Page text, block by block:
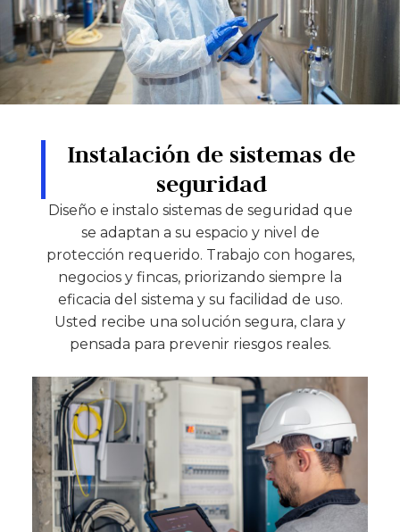
Instalación de sistemas de
seguridad
Diseño e instalo sistemas de seguridad que
se adaptan a su espacio y nivel de
protección requerido. Trabajo con hogares,
negocios y fincas, priorizando siempre la
eficacia del sistema y su facilidad de uso.
Usted recibe una solución segura, clara y
pensada para prevenir riesgos reales.